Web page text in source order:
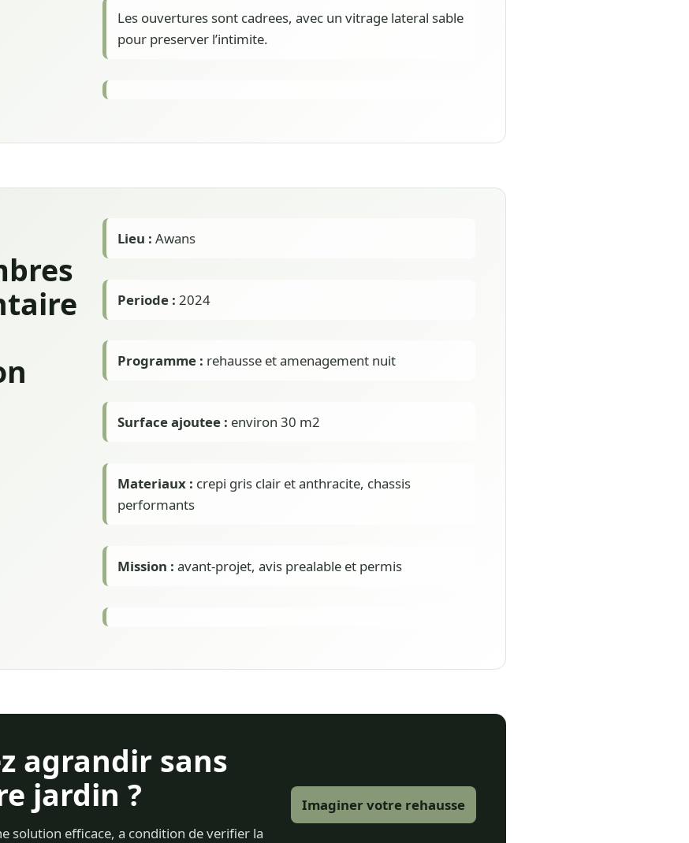
Les ouvertures sont cadrees, avec un vitrage lateral sable
pour preserver l’intimite.
Lieu : Awans
Periode : 2024
Programme : rehausse et amenagement nuit
Surface ajoutee : environ 30 m2
Materiaux : crepi gris clair et anthracite, chassis
performants
Mission : avant-projet, avis prealable et permis
agrandir sans
jardin ?
solution efficace, a condition de verifier la
Imaginer votre rehausse